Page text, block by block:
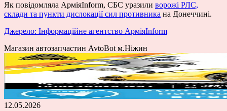
Як повідомляла АрміяInform, СБС уразили ворожі РЛС,
склади та пункти дислокації сил противника на Донеччині.
Джерело: Інформаційне агентство АрміяInform
Магазин автозапчастин AvtoBot м.Ніжин
12.05.2026